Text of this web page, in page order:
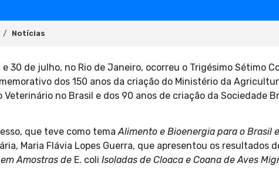
Notícias
e 30 de julho, no Rio de Janeiro, ocorreu o Trigésimo Sétimo
dos 150 anos da criação do Ministério da
Veterinário no Brasil e dos 90 anos de criação da Sociedade
que teve como temaAlimento e Bioenergia para o Brasil
Maria Flávia Lopes Guerra, que apresentou os resultados
Amostras de E. coli Isoladas de Cloaca e Coana de Aves